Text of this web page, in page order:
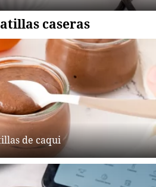
caseras
de caqui